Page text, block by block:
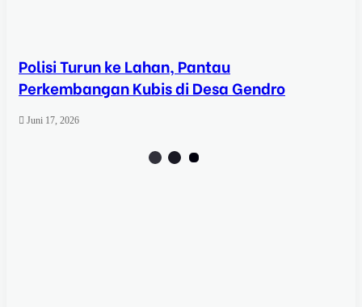
Polisi Turun ke Lahan, Pantau
Perkembangan Kubis di Desa Gendro
Juni 17, 2026